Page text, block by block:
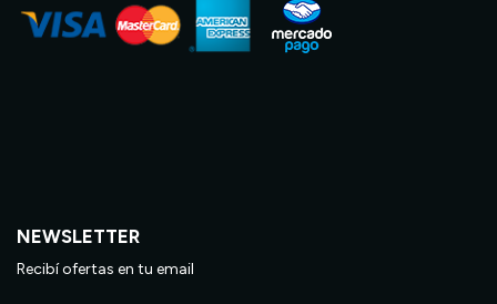
NEWSLETTER
Recibí ofertas en tu email